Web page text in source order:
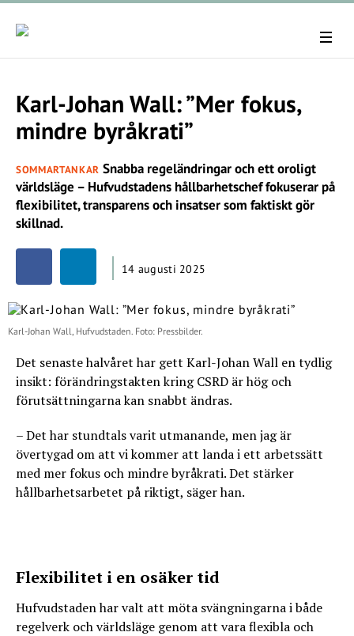
Karl-Johan Wall: ”Mer fokus,
mindre byråkrati”
SOMMARTANKAR Snabba regeländringar och ett oroligt
världsläge – Hufvudstadens hållbarhetschef fokuserar på
flexibilitet, transparens och insatser som faktiskt gör
skillnad.
14 augusti 2025
Karl-Johan Wall, Hufvudstaden. Foto: Pressbilder.
Det senaste halvåret har gett Karl-Johan Wall en tydlig
insikt: förändringstakten kring CSRD är hög och
förutsättningarna kan snabbt ändras.
– Det har stundtals varit utmanande, men jag är
övertygad om att vi kommer att landa i ett arbetssätt
med mer fokus och mindre byråkrati. Det stärker
hållbarhetsarbetet på riktigt, säger han.
Flexibilitet i en osäker tid
Hufvudstaden har valt att möta svängningarna i både
regelverk och världsläge genom att vara flexibla och